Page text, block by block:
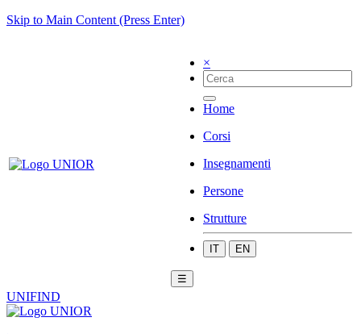
Skip to Main Content (Press Enter)
×
Home
Corsi
Insegnamenti
Persone
Strutture
IT EN
☰
UNIFIND